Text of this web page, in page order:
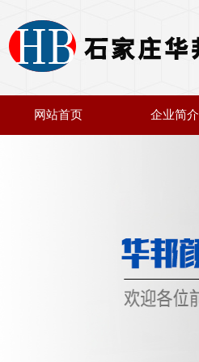
网站首页 企业简介